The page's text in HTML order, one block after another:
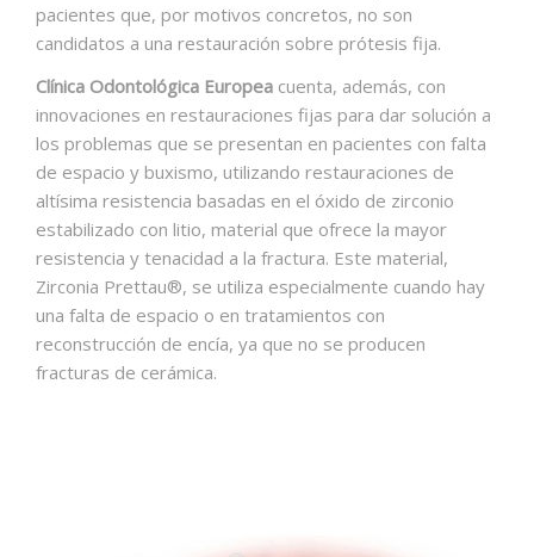
pacientes que, por motivos concretos, no son
candidatos a una restauración sobre prótesis fija.
Clínica Odontológica Europea cuenta, además, con
innovaciones en restauraciones fijas para dar solución a
los problemas que se presentan en pacientes con falta
de espacio y buxismo, utilizando restauraciones de
altísima resistencia basadas en el óxido de zirconio
estabilizado con litio, material que ofrece la mayor
resistencia y tenacidad a la fractura. Este material,
Zirconia Prettau®, se utiliza especialmente cuando hay
una falta de espacio o en tratamientos con
reconstrucción de encía, ya que no se producen
fracturas de cerámica.